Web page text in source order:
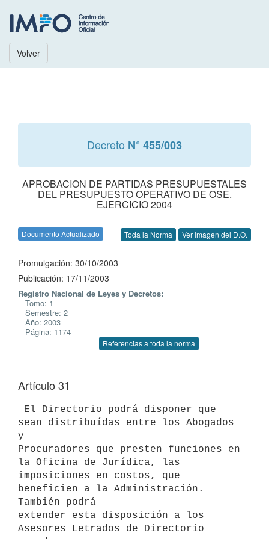
Volver
Decreto N° 455/003
APROBACION DE PARTIDAS PRESUPUESTALES
DEL PRESUPUESTO OPERATIVO DE OSE.
EJERCICIO 2004
Documento Actualizado Toda la Norma Ver Imagen del D.O.
Promulgación: 30/10/2003
Publicación: 17/11/2003
Registro Nacional de Leyes y Decretos:
Tomo: 1
Semestre: 2
Año: 2003
Página: 1174
Referencias a toda la norma
Artículo 31
sean distribuídas entre los Abogados
y
Procuradores que presten funciones en
la Oficina de Jurídica, las
imposiciones en costos, que
beneficien a la Administración.
También podrá
extender esta disposición a los
Asesores Letrados de Directorio